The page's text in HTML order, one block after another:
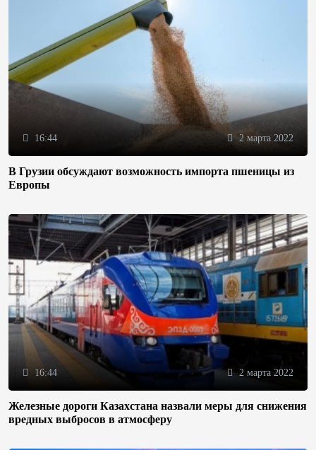
16:44 2 марта 2022
В Грузии обсуждают возможность импорта пшеницы из
Европы
16:44 2 марта 2022
Железные дороги Казахстана назвали меры для снижения
вредных выбросов в атмосферу